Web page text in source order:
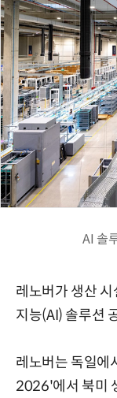
AI 솔
레노버가 생산
지능(AI) 솔루션
레노버는 독일에
2026'에서 북미